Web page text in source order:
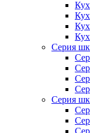
Серия
Серия